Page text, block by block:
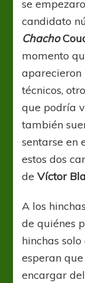
se
candidato
Chacho
momento
aparecieron
técnicos,
que podría
también
sentarse en
estos dos
deVíctor
A los
de quiénes
hinchas
esperan
encargar